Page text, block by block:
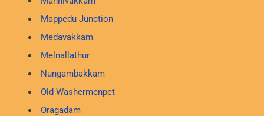
Mappedu Junction
Medavakkam
Melnallathur
Nungambakkam
Old Washermenpet
Oragadam